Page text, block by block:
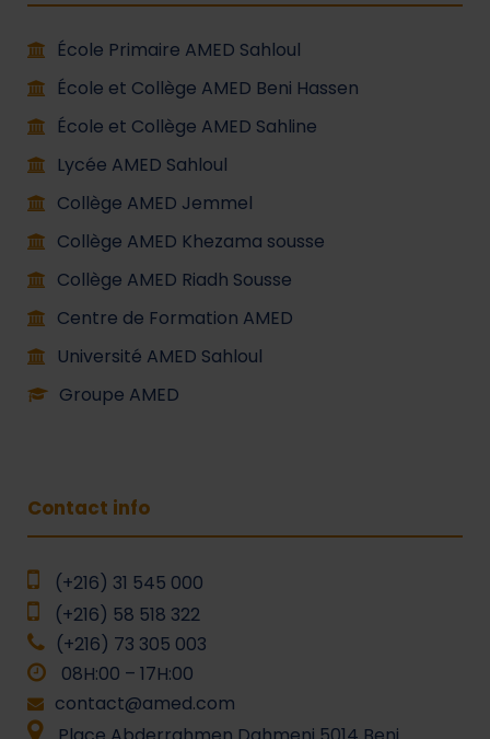
École Primaire AMED Sahloul
École et Collège AMED Beni Hassen
École et Collège AMED Sahline
Lycée AMED Sahloul
Collège AMED Jemmel
Collège AMED Khezama sousse
Collège AMED Riadh Sousse
Centre de Formation AMED
Université AMED Sahloul
Groupe AMED
Contact info
(+216) 31 545 000
(+216) 58 518 322
(+216) 73 305 003
08H:00 – 17H:00
contact@amed.com